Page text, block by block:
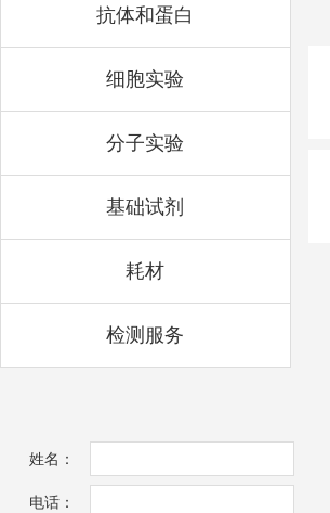
抗体和蛋白
细胞实验
分子实验
基础试剂
耗材
检测服务
姓名：
电话：